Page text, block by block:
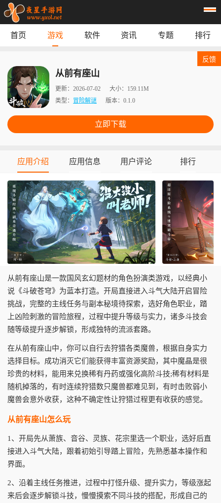
专题 榜单
首页 游戏 软件 资讯 专题 排行
从前有座山
更新： 2026-07-02 大小： 159.11M
类型： 冒险解谜 版本： 0.1.0
立即下载
反馈
应用介绍 应用信息 用户评论 排行
从前有座山是一款国风玄幻题材的角色扮演类游戏，以经典小
说《斗破苍穹》为蓝本打造。开局直接进入斗气大陆开启冒险
挑战，完整的主线任务与副本秘境待探索，选好角色职业，踏
上凶险刺激的冒险旅程，过程中提升等级与实力，诸多斗技会
随等级提升逐步解锁，形成独特的流派套路。
在从前有座山中，你可以自行去狩猎各类魔兽，根据自身实力
选择目标。成功消灭它们能获得丰富资源奖励，其中魔晶是很
珍贵的材料，能用来兑换稀有丹药或强化高阶斗技;稀有材料是
随机掉落的，有时连续狩猎数只魔兽都难见到，有时击败弱小
魔兽会意外收获，这种不确定性让狩猎过程更有收获的感觉。
从前有座山怎么玩
1、开局先从萧族、音谷、灵族、花宗里选一个职业，选好后直
接进入斗气大陆，跟着初始引导踏上冒险，先熟悉基本操作和
界面。
2、沿着主线任务推进，过程中打怪升级、提升实力，等级涨起
来后会逐步解锁斗技，慢慢摸索不同斗技的搭配，形成自己的